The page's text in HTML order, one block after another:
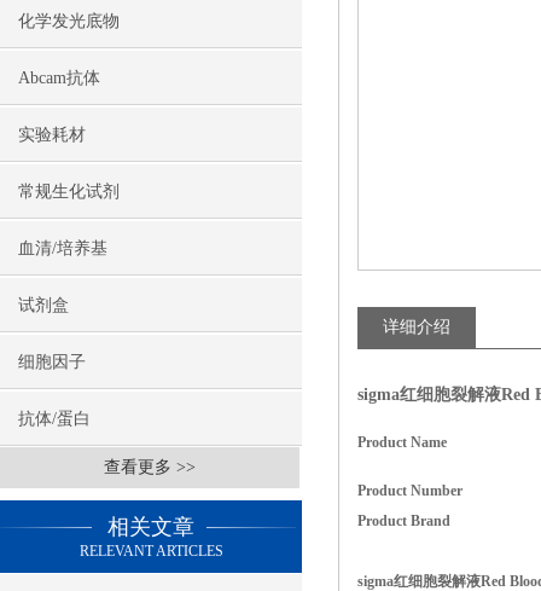
化学发光底物
Abcam抗体
实验耗材
常规生化试剂
血清/培养基
试剂盒
细胞因子
抗体/蛋白
查看更多 >>
相关文章
RELEVANT ARTICLES
详细介绍
sigma红细胞裂解液
Product Name
Product Number
Product Brand
sigma红细胞裂解液Red